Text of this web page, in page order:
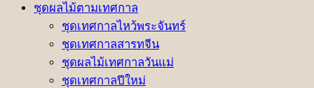
ชุดผลไม้ตามเทศกาล
ชุดเทศกาลไหว้พระจันทร์
ชุดเทศกาลสารทจีน
ชุดผลไม้เทศกาลวันแม่
ชุดเทศกาลปีใหม่